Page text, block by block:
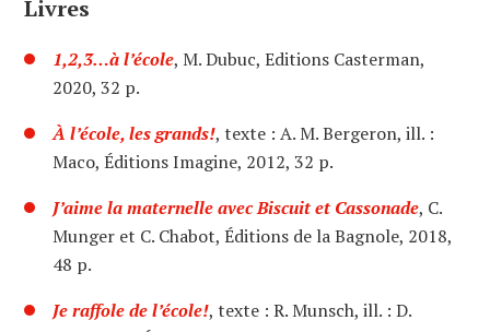
Livres
1,2,3…à l’école, M. Dubuc, Editions Casterman,
2020, 32 p.
À l’école, les grands!, texte : A. M. Bergeron, ill. :
Maco, Éditions Imagine, 2012, 32 p.
J’aime la maternelle avec Biscuit et Cassonade, C.
Munger et C. Chabot, Éditions de la Bagnole, 2018,
48 p.
Je raffole de l’école!, texte : R. Munsch, ill. : D.